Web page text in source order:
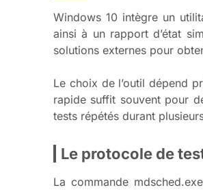
Windows 10 intègre un
ainsi à un rapport d’état
solutions externes pour
Le choix de l’outil dépend
rapide suffit souvent pour
tests répétés durant
Le protocole de
La commande